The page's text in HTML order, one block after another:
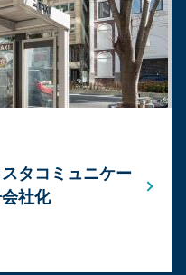
タコミュニケー
社化